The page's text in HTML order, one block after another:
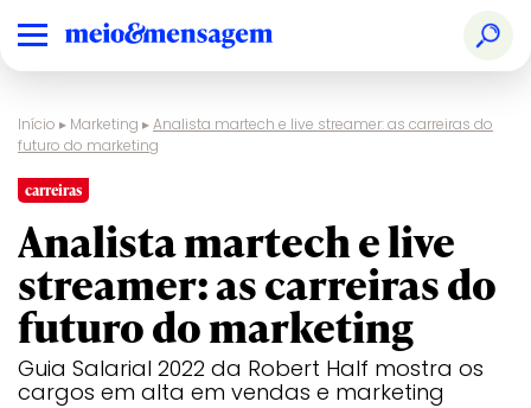
Início ▸ Marketing ▸Analista martech e live streamer: as carreiras do
futuro do marketing
carreiras
Analista martech e live
streamer: as carreiras do
futuro do marketing
Guia Salarial 2022 da Robert Half mostra os
cargos em alta em vendas e marketing